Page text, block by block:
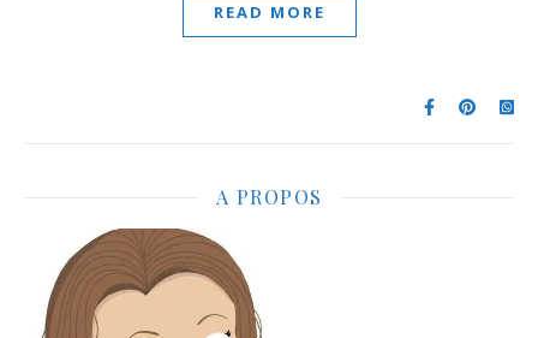
READ MORE
A PROPOS